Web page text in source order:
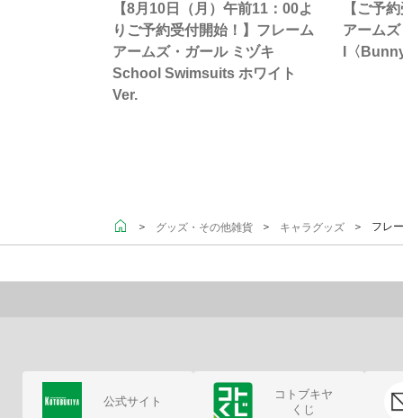
【8月10日（月）午前11：00よ
りご予約受付開始！】フレーム
アームズ・ガール ミヅキ
School Swimsuits ホワイト
Ver.
【ご予
アーム
I〈
＞ グッズ・その他雑貨 ＞ キャラグッズ ＞ フレ
公式サイト
コトブキヤ
くじ